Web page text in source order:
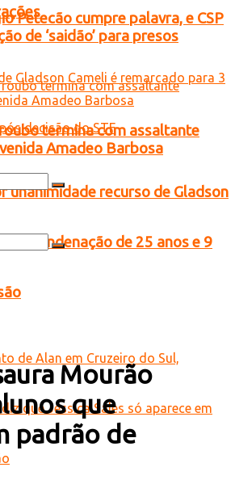
unanimidade recurso de Gladson
condenação de 25 anos e 9
Petecão cumpre palavra, e CSP
de ‘saidão’ para presos
termina com assaltante
Amadeo Barbosa
Mourão
que
padrão de